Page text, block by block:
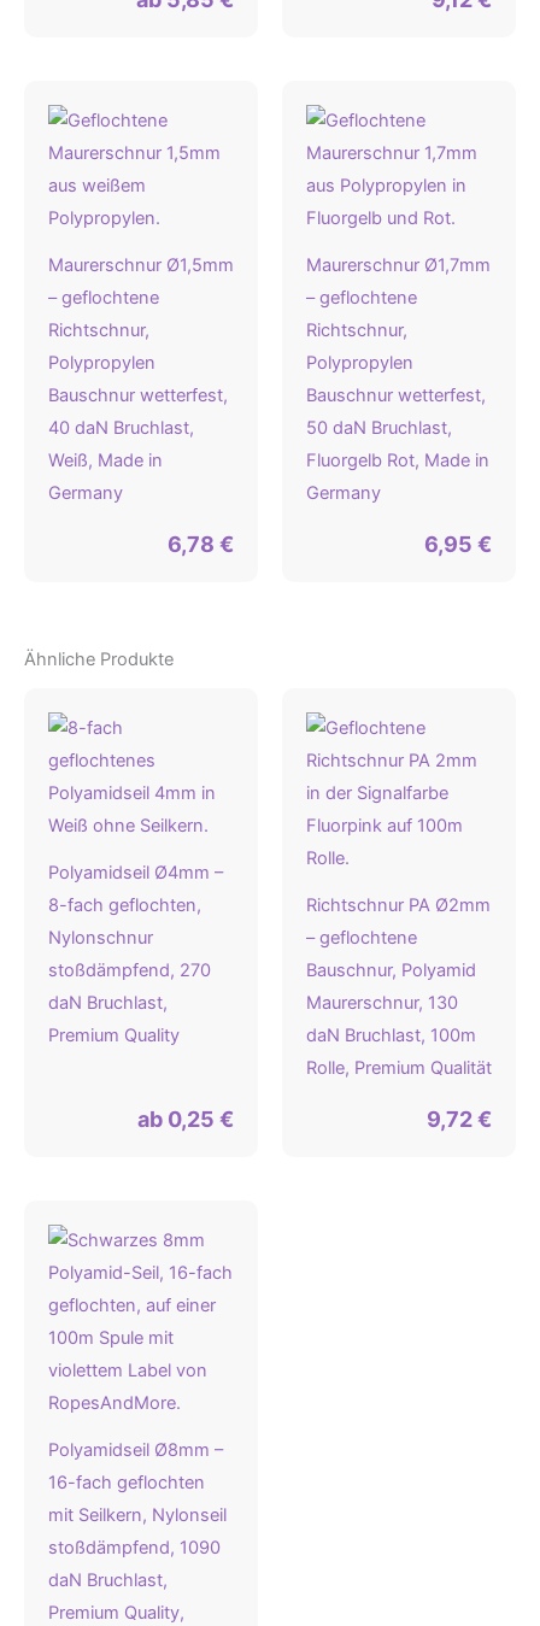
Maurerschnur Ø1,5mm
– geflochtene
Richtschnur,
Polypropylen
Bauschnur wetterfest,
40 daN Bruchlast,
Weiß, Made in
Germany
6,78 €
Maurerschnur Ø1,7mm
– geflochtene
Richtschnur,
Polypropylen
Bauschnur wetterfest,
50 daN Bruchlast,
Fluorgelb Rot, Made in
Germany
6,95 €
Ähnliche Produkte
Polyamidseil Ø4mm –
8-fach geflochten,
Nylonschnur
stoßdämpfend, 270
daN Bruchlast,
Premium Quality
ab 0,25 €
Richtschnur PA Ø2mm
– geflochtene
Bauschnur, Polyamid
Maurerschnur, 130
daN Bruchlast, 100m
Rolle, Premium Qualität
9,72€
Polyamidseil Ø8mm –
16-fach geflochten
mit Seilkern, Nylonseil
stoßdämpfend, 1090
daN Bruchlast,
Premium Quality,